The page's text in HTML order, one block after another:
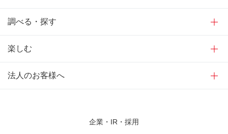
調べる・探す
楽しむ
法人のお客様へ
企業・IR・採用